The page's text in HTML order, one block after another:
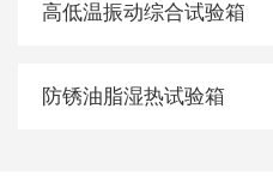
高低温振动综合试验箱
防锈油脂湿热试验箱